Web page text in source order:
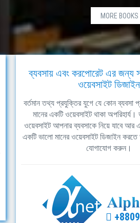
MORE BOOKS
ব্যবসায় এবং করপোরেট এর জন্য
ওয়েবসাইট ডিজাইন
বর্তমান তথ্য প্রযুক্তির যুগে যে কোন ব্যবসা
মানের একটি ওয়েবসাইট থাকা
ওয়েবসাইট আপনার ব্যবসাকে নিয়ে যাবে
একটি ভালো মানের ওয়েবসাইট ডিজাইন
যোগাযোগ করুন।